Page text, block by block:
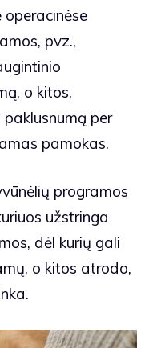
pvz.,
o kitos,
per
pamokas.
programos
užstringa
dėl kurių gali
o kitos atrodo,